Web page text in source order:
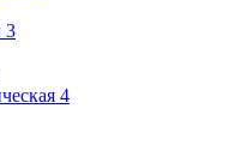
3
4